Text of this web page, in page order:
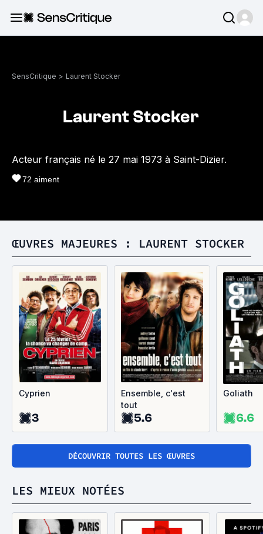
SensCritique > Laurent Stocker
Laurent Stocker
Acteur français né le 27 mai 1973 à Saint-Dizier.
72 aiment
ŒUVRES MAJEURES : LAURENT STOCKER
Cyprien
3
Ensemble, c'est
tout
5.6
Goliath
6.6
DÉCOUVRIR TOUTES LES ŒUVRES
LES MIEUX NOTÉES